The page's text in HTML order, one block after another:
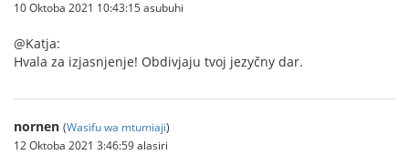
10 Oktoba 2021 10:43:15 asubuhi
@Katja:
Hvala za izjasnjenje! Obdivjaju tvoj jezyčny dar.
nornen (Wasifu wa mtumiaji)
12 Oktoba 2021 3:46:59 alasiri